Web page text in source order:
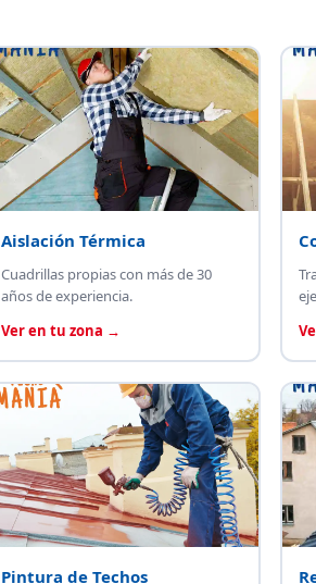
Aislación Térmica
Cuadrillas propias con más de 30
años de experiencia.
Ver en tu zona →
Pintura de Techos